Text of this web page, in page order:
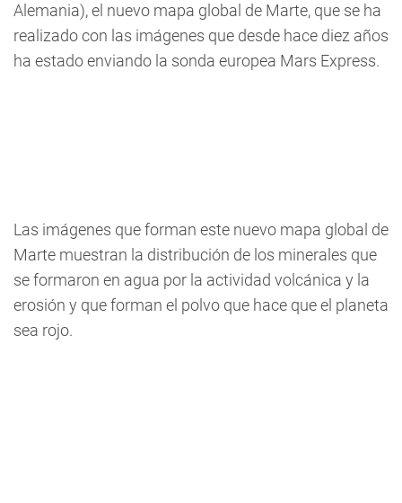
Alemania), el nuevo mapa global de Marte, que se ha
realizado con las imágenes que desde hace diez años
ha estado enviando la sonda europea Mars Express.
Las imágenes que forman este nuevo mapa global de
Marte muestran la distribución de los minerales que
se formaron en agua por la actividad volcánica y la
erosión y que forman el polvo que hace que el planeta
sea rojo.